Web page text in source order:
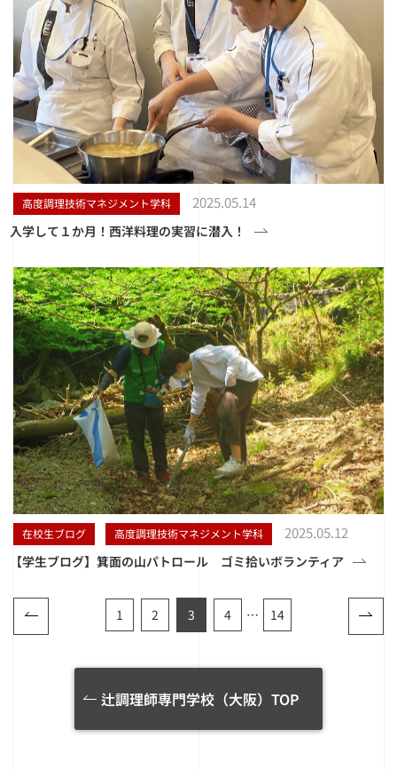
高度調理技術マネジメント学科 2025.05.14
入学して１か月！西洋料理の実習に潜入！
在校生ブログ 高度調理技術マネジメント学科 2025.05.12
【学生ブログ】箕面の山パトロール ゴミ拾いボランティア
1 2 3 4 … 14
辻調理師専門学校（大阪）TOP